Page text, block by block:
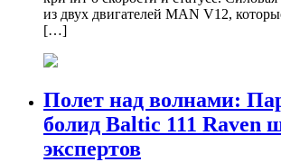
из двух двигателей MAN V12,
[…]
Полет над волнами:
болид Baltic 111 Raven
экспертов